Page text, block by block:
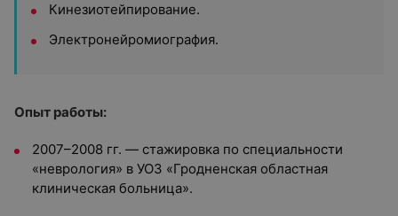
Кинезиотейпирование.
Электронейромиография.
Опыт работы:
2007–2008 гг. — стажировка по специальности
«неврология» в УОЗ «Гродненская областная
клиническая больница».